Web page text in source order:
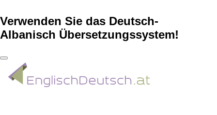
Verwenden Sie das Deutsch-
Albanisch Übersetzungssystem!